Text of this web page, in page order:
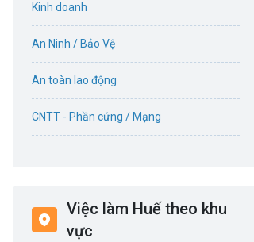
Kinh doanh
An Ninh / Bảo Vệ
An toàn lao động
CNTT - Phần cứng / Mạng
Bất động sản
Việc làm Huế theo khu
vực